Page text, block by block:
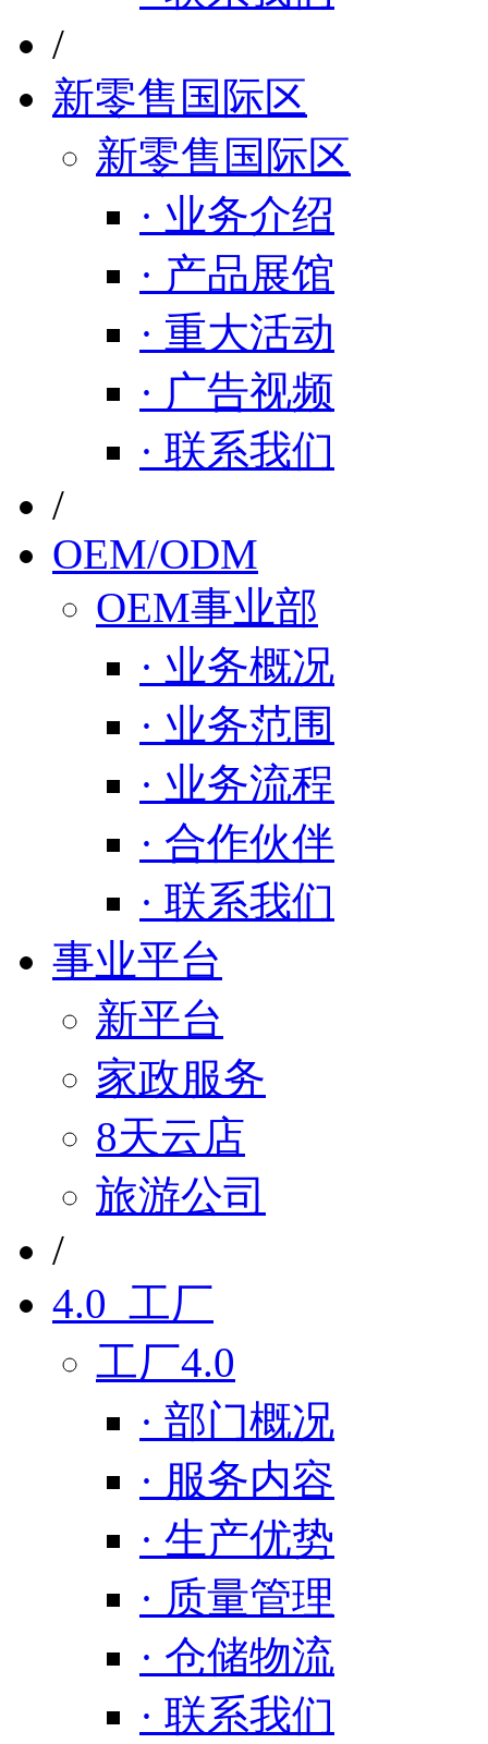
/
新零售国际区
新零售国际区
· 业务介绍
· 产品展馆
· 重大活动
· 广告视频
· 联系我们
/
OEM/ODM
OEM事业部
· 业务概况
· 业务范围
· 业务流程
· 合作伙伴
· 联系我们
事业平台
新平台
家政服务
8天云店
旅游公司
/
4.0 工厂
工厂4.0
· 部门概况
· 服务内容
· 生产优势
· 质量管理
· 仓储物流
· 联系我们